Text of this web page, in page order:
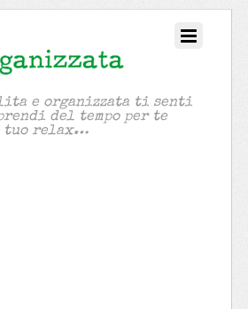
e organizzata ti senti
del tempo per te
tuo relax…